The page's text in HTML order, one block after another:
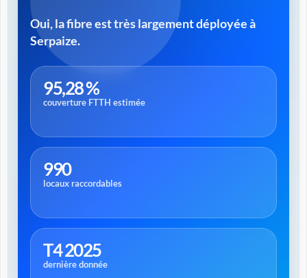
Oui, la fibre est très largement déployée à
Serpaize.
95,28 %
couverture FTTH estimée
990
locaux raccordables
T4 2025
dernière donnée